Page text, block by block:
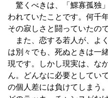
驚くべきは、「鰥寡孤独
われていたことです。何千
その寂しさと闘っていたので
また、恋する若人が、よ
は別々でも、死ぬときは一
現です。しかし現実は、な
ん。どんなに必要としてい
の個人差には負けてしまう